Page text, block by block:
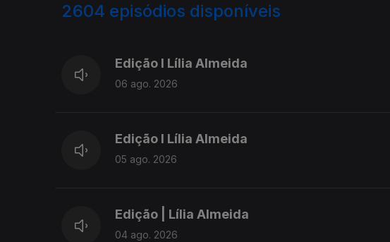
2604 episódios disponíveis
Edição I Lília Almeida
06 ago. 2026
Edição I Lília Almeida
05 ago. 2026
Edição | Lília Almeida
04 ago. 2026